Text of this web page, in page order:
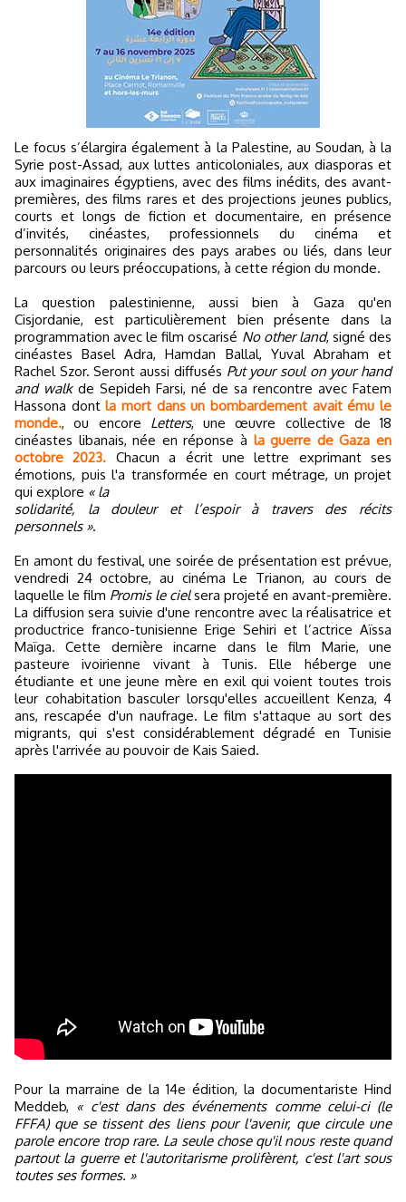
Le focus s’élargira également à la Palestine, au Soudan, à la
Syrie post-Assad, aux luttes anticoloniales, aux diasporas et
aux imaginaires égyptiens, avec des films inédits, des avant-
premières, des films rares et des projections jeunes publics,
courts et longs de fiction et documentaire, en présence
d’invités, cinéastes, professionnels du cinéma et
personnalités originaires des pays arabes ou liés, dans leur
parcours ou leurs préoccupations, à cette région du monde.
La question palestinienne, aussi bien à Gaza qu'en
Cisjordanie, est particulièrement bien présente dans la
programmation avec le film oscarisé No other land, signé des
cinéastes Basel Adra, Hamdan Ballal, Yuval Abraham et
Rachel Szor. Seront aussi diffusés Put your soul on your hand
and walkde Sepideh Farsi, né de sa rencontre avec Fatem
Hassona dontla mort dans un bombardement avait ému le
monde., ou encore Letters, une œuvre collective de 18
cinéastes libanais, née en réponse à la guerre de Gaza en
octobre 2023. Chacun a écrit une lettre exprimant ses
émotions, puis l'a transformée en court métrage, un projet
qui explore « la
solidarité, la douleur et l’espoir à travers des récits
personnels ».
En amont du festival, une soirée de présentation est prévue,
vendredi 24 octobre, au cinéma Le Trianon, au cours de
laquelle le film Promis le cielsera projeté en avant-première.
La diffusion sera suivie d'une rencontre avec la réalisatrice et
productrice franco-tunisienne Erige Sehiri et l’actrice Aïssa
Maïga. Cette dernière incarne dans le film Marie, une
pasteure ivoirienne vivant à Tunis. Elle héberge une
étudiante et une jeune mère en exil qui voient toutes trois
leur cohabitation basculer lorsqu'elles accueillent Kenza, 4
ans, rescapée d'un naufrage. Le film s'attaque au sort des
migrants, qui s'est considérablement dégradé en Tunisie
après l'arrivée au pouvoir de Kais Saied.
Pour la marraine de la 14e édition, la documentariste Hind
Meddeb, « c'est dans des événements comme celui-ci (le
FFFA) que se tissent des liens pour l'avenir, que circule une
parole encore trop rare. La seule chose qu'il nous reste quand
partout la guerre et l'autoritarisme prolifèrent, c'est l'art sous
toutes ses formes. »